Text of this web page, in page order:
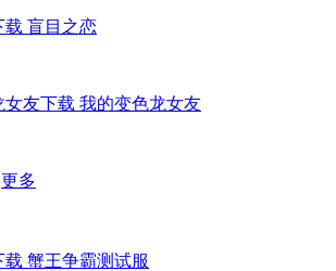
盲目之恋
我的变色龙女友
更多
蟹王争霸测试服